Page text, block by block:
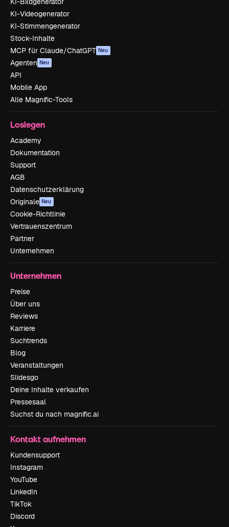
KI-Videogenerator
KI-Stimmengenerator
Stock-Inhalte
MCP für Claude/ChatGPT Neu
Agenten Neu
API
Mobile App
Alle Magnific-Tools
Loslegen
Academy
Dokumentation
Support
AGB
Datenschutzerklärung
Originale Neu
Cookie-Richtlinie
Vertrauenszentrum
Partner
Unternehmen
Unternehmen
Preise
Über uns
Reviews
Karriere
Suchtrends
Blog
Veranstaltungen
Slidesgo
Deine Inhalte verkaufen
Pressesaal
Suchst du nach magnific.ai
Kontakt aufnehmen
Kundensupport
Instagram
YouTube
LinkedIn
TikTok
Discord